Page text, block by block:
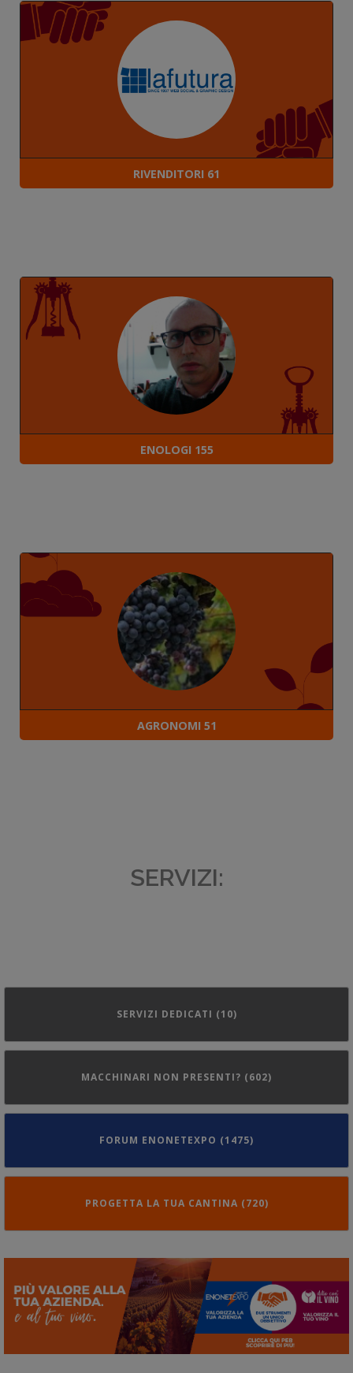
RIVENDITORI 61
ENOLOGI 155
AGRONOMI 51
SERVIZI:
SERVIZI DEDICATI (10)
MACCHINARI NON PRESENTI? (602)
FORUM ENONETEXPO (1475)
PROGETTA LA TUA CANTINA (720)